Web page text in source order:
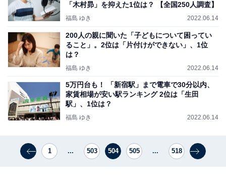
「木村昴」を抑えた1位は？ 【全国250人調査】
福島 ゆき 2022.06.14
200人の親に聞いた「子どもについて困ってい
ること」。2位は「片付けができない」、1位
は？
福島 ゆき 2022.06.14
5万円台も！ 「新宿駅」まで電車で30分以内、
家賃相場が安い駅ランキング 2位は「生田
駅」、1位は？
福島 ゆき 2022.06.14
1 ... 503 504 505 ... 518